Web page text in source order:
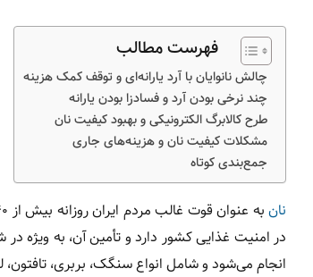
فهرست مطالب
چالش نانوایان با آرد یارانه‌ای و توقف کمک هزینه
چند نرخی بودن آرد و فسادزا بودن یارانه
طرح کالابرگ الکترونیکی و بهبود کیفیت نان
مشکلات کیفیت نان و هزینه‌های جاری
جمع‌بندی کوتاه
نان
در امنیت غذایی کشور دارد و تأمین آن، به ویژه
انجام می‌شود و شامل انواع سنگک، بربری،